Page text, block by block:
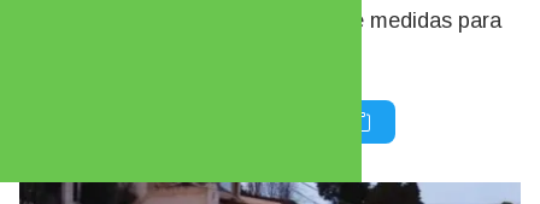
de la arteria y la implementación de medidas para